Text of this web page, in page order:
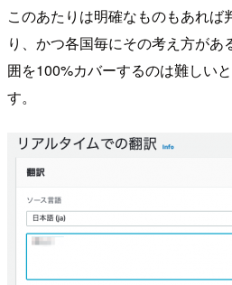
このあたりは明確なものもあれば
り、かつ各国毎にその考え方が
囲を100%カバーするのは難しい
す。